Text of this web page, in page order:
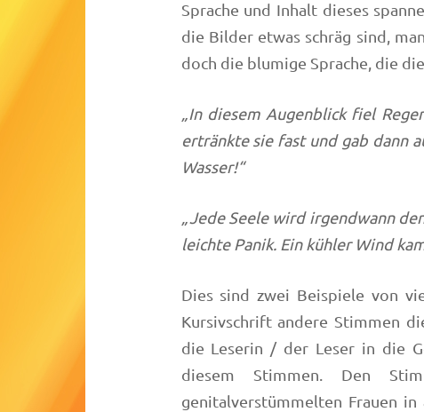
Sprache und Inhalt dieses
die Bilder etwas schräg sind,
doch die blumige Sprache, die
„In diesem Augenblick fiel
ertränkte sie fast und gab dann
Wasser!“
„Jede Seele wird irgendwann
leichte Panik. Ein kühler Wind
Dies sind zwei Beispiele von
Kursivschrift andere Stimmen
die Leserin / der Leser in die
diesem Stimmen. Den
genitalverstümmelten Frauen in